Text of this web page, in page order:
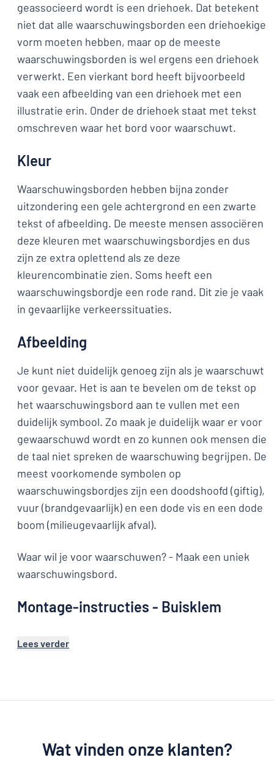
geassocieerd wordt is een driehoek. Dat betekent
niet dat alle waarschuwingsborden een driehoekige
vorm moeten hebben, maar op de meeste
waarschuwingsborden is wel ergens een driehoek
verwerkt. Een vierkant bord heeft bijvoorbeeld
vaak een afbeelding van een driehoek met een
illustratie erin. Onder de driehoek staat met tekst
omschreven waar het bord voor waarschuwt.
Kleur
Waarschuwingsborden hebben bijna zonder
uitzondering een gele achtergrond en een zwarte
tekst of afbeelding. De meeste mensen associëren
deze kleuren met waarschuwingsbordjes en dus
zijn ze extra oplettend als ze deze
kleurencombinatie zien. Soms heeft een
waarschuwingsbordje een rode rand. Dit zie je vaak
in gevaarlijke verkeerssituaties.
Afbeelding
Je kunt niet duidelijk genoeg zijn als je waarschuwt
voor gevaar. Het is aan te bevelen om de tekst op
het waarschuwingsbord aan te vullen met een
duidelijk symbool. Zo maak je duidelijk waar er voor
gewaarschuwd wordt en zo kunnen ook mensen die
de taal niet spreken de waarschuwing begrijpen. De
meest voorkomende symbolen op
waarschuwingsbordjes zijn een doodshoofd (giftig),
vuur (brandgevaarlijk) en een dode vis en een dode
boom (milieugevaarlijk afval).
Waar wil je voor waarschuwen? - Maak een uniek
waarschuwingsbord.
Montage-instructies - Buisklem
Lees verder
Wat vinden onze klanten?